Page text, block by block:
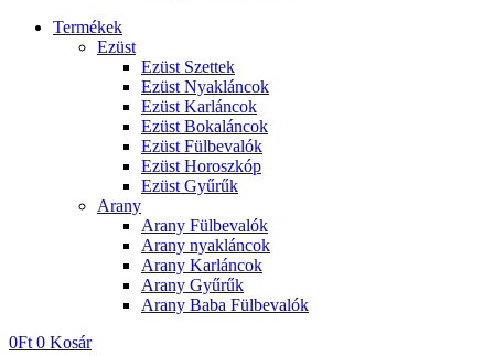
Termékek
Ezüst
Ezüst Szettek
Ezüst Nyakláncok
Ezüst Karláncok
Ezüst Bokaláncok
Ezüst Fülbevalók
Ezüst Horoszkóp
Ezüst Gyűrűk
Arany
Arany Fülbevalók
Arany nyakláncok
Arany Karláncok
Arany Gyűrűk
Arany Baba Fülbevalók
0Ft 0 Kosár